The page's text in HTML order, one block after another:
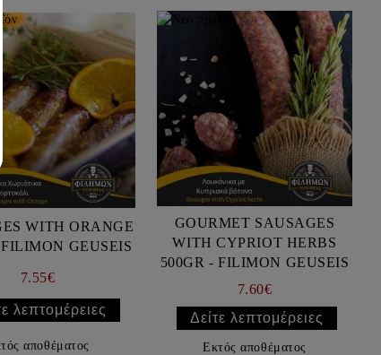
WITH ORANGE
500GR - FILIMON GEUSEIS
7.55€
λεπτομέρειες
αποθέματος
GOURMET SAUSAGES
WITH CYPRIOT HERBS
500GR - FILIMON GEUSEIS
7.60€
Δείτε λεπτομέρειες
Εκτός αποθέματος